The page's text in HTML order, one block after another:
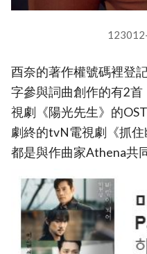
酉奈的著作權號碼裡登
字參與詞曲創作的有2
視劇《陽光先生》的
劇終的tvN電視劇《抓住
都是與作曲家Athena共